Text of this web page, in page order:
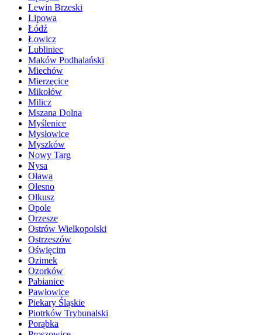
Lewin Brzeski
Lipowa
Łódź
Łowicz
Lubliniec
Maków Podhalański
Miechów
Mierzęcice
Mikołów
Milicz
Mszana Dolna
Myślenice
Mysłowice
Myszków
Nowy Targ
Nysa
Oława
Olesno
Olkusz
Opole
Orzesze
Ostrów Wielkopolski
Ostrzeszów
Oświęcim
Ozimek
Ozorków
Pabianice
Pawłowice
Piekary Śląskie
Piotrków Trybunalski
Porąbka